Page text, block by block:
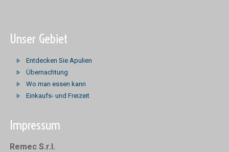
Unser Gebiet
Entdecken Sie Apulien
Übernachtung
Wo man essen kann
Einkaufs- und Freizeit
Impressum
Remec S.r.l.